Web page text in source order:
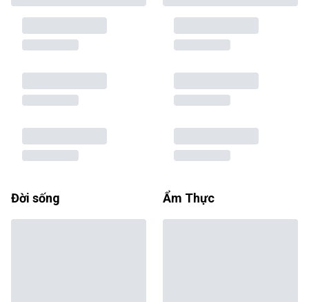
Đời sống Ẩm Thực